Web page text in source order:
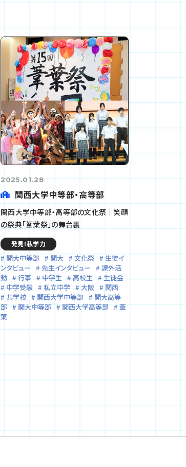
2025.01.28
関西大学中等部・高等部
関西大学中等部・高等部の文化祭｜笑顔
の祭典「葦葉祭」の舞台裏
発見！私学力
関大中等部 関大 文化祭
生徒イ
ンタビュー
先生インタビュー
課外活
動
行事 中学生 高校生
生徒会
中学受験
私立中学 大阪
関西
共学校
関西大学中等部
関大高等
部
関大中等部 関西大学高等部
葦
葉